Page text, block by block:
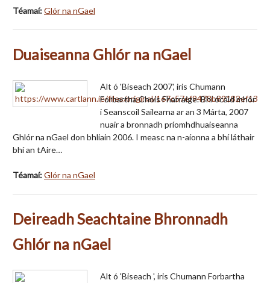
Téamaí:Glór na nGael
Duaiseanna Ghlór na nGael
Alt ó 'Biseach 2007', iris Chumann
Forbartha Chois Fharraige. Bhí ócáid mhór
i Seanscoil Sailearna ar an 3 Márta, 2007
nuair a bronnadh príomhdhuaiseanna
Ghlór na nGael don bhliain 2006. I measc na n-aíonna a bhí láthair
bhí an tAire…
Téamaí:Glór na nGael
Deireadh Seachtaine Bhronnadh
Ghlór na nGael
Alt ó 'Biseach ', iris Chumann Forbartha